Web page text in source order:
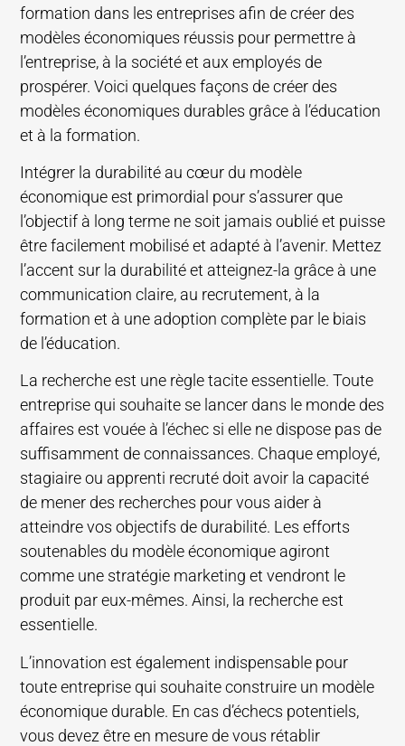
formation dans les entreprises afin de créer des
modèles économiques réussis pour permettre à
l’entreprise, à la société et aux employés de
prospérer. Voici quelques façons de créer des
modèles économiques durables grâce à l’éducation
et à la formation.
Intégrer la durabilité au cœur du modèle
économique est primordial pour s’assurer que
l’objectif à long terme ne soit jamais oublié et puisse
être facilement mobilisé et adapté à l’avenir. Mettez
l’accent sur la durabilité et atteignez-la grâce à une
communication claire, au recrutement, à la
formation et à une adoption complète par le biais
de l’éducation.
La recherche est une règle tacite essentielle. Toute
entreprise qui souhaite se lancer dans le monde des
affaires est vouée à l’échec si elle ne dispose pas de
suffisamment de connaissances. Chaque employé,
stagiaire ou apprenti recruté doit avoir la capacité
de mener des recherches pour vous aider à
atteindre vos objectifs de durabilité. Les efforts
soutenables du modèle économique agiront
comme une stratégie marketing et vendront le
produit par eux-mêmes. Ainsi, la recherche est
essentielle.
L’innovation est également indispensable pour
toute entreprise qui souhaite construire un modèle
économique durable. En cas d’échecs potentiels,
vous devez être en mesure de vous rétablir